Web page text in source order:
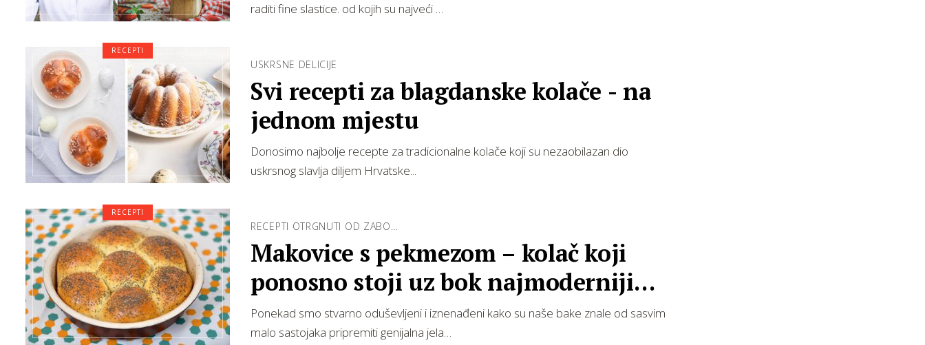
raditi fine slastice. od kojih su najveći …
USKRSNE DELICIJE
Svi recepti za blagdanske kolače - na
jednom mjestu
Donosimo najbolje recepte za tradicionalne kolače koji su nezaobilazan dio
uskrsnog slavlja diljem Hrvatske...
RECEPTI
RECEPTI OTRGNUTI OD ZABO…
Makovice s pekmezom – kolač koji
ponosno stoji uz bok najmodernijim
slasticama
Ponekad smo stvarno oduševljeni i iznenađeni kako su naše bake znale od sasvim
malo sastojaka pripremiti genijalna jela…
RECEPTI